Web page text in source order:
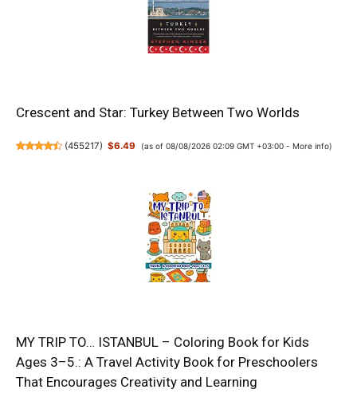
Crescent and Star: Turkey Between Two Worlds
(455217) $6.49 (as of 08/08/2026 02:09 GMT +03:00 - More info)
MY TRIP TO… ISTANBUL – Coloring Book for Kids
Ages 3–5.: A Travel Activity Book for Preschoolers
That Encourages Creativity and Learning